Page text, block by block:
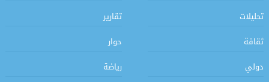
تحليلات
تقارير
ثقافة
حوار
دولي
رياضة